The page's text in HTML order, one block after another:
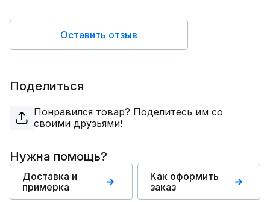
Оставить отзыв
Поделиться
Понравился товар? Поделитесь им со
своими друзьями!
Нужна помощь?
Доставка и
примерка
Как оформить
заказ